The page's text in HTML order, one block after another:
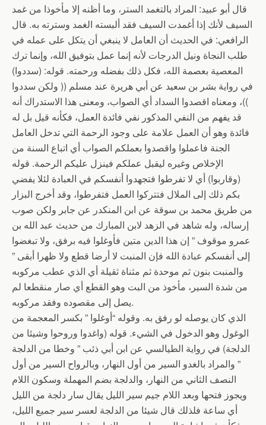
قال أبو عبيد: المراد بالتغمد الستر، وما أظنه إلا مأخوذا من غمد
السيف لأنك إذا أغمدت السيف فقد ألبسته الغمد وسترته به. قال
الرافعي: في الحديث أن العامل لا ينبغي أن يتكل على عمله في
طلب النجاة ونيل الدرجات لأنه إنما عمل بتوفيق الله، وإنما ترك
المعصية بعصمة الله، فكل ذلك بفضله ورحمته. قوله: (سددوا)
في رواية بشر بن سعيد عن أبي هريرة عند مسلم (( ولكن سددوا
))، ومعناه اقصدوا السداد أي الصواب، ومعنى هذا الاستدراك أنه
قد يفهم من النفي المذكور نفي فائدة العمل، فكأنه قيل بل له
فائدة وهو أن العمل علامة على وجود الرحمة التي تدخل العامل
الجنة فاعملوا واقصدوا بعملكم الصواب أي اتباع السنة من
الإخلاص وغيره ليقبل عملكم فينزل عليكم الرحمة. قوله
(وقاربوا) أي لا تفرطوا فتجهدوا أنفسكم في العبادة لئلا يفضي
بكم ذلك إلى الملال فتتركوا العمل فتفرطوا، وقد أخرج البزار
من طريق محمد بن سوقة عن ابن المنكدر عن جابر ولكن صوب
إرساله، وله شاهد في الزهد لابن المبارك من حديث عبد الله بن
عمرو موقوف ” إن هذا الدين متين فأوغلوا فيه برفق، ولا تبغضوا
إلى أنفسكم عبادة الله فإن المنبت لا أرضا قطع ولا ظهرا أبقى ”
والمنبت بنون ثم موحدة ثم مثناة ثقيلة أي الذي عطب مركوبه
من شدة السير، مأخوذ من البت وهو القطع أي صار منقطعا لم
يصل إلى مقصوده وفقد مركوبه.
الذي كان يوصله لو رفق به. وقوله “أوغلوا ” بكسر المعجمة من
الوغول وهو الدخول في الشيء. قوله (واغدوا وروحوا وشيئا من
الدلجة) في رواية الطيالسي عن ابن أبي ذئب ” وخطا من الدلجة
” والمراد بالغدو السير من أول النهار، وبالرواح السير من أول
النصف الثاني من النهار، والدلجة بضم المهملة وسكون اللام
ويجوز فتحها وبعد اللام جيم سير الليل يقال سار دلجة من الليل
أي ساعة فلذلك قال شيئا من الدلجة لعسر سير جميع الليل،